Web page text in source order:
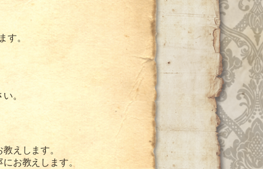
す。
。
教 えします。
お教えします。